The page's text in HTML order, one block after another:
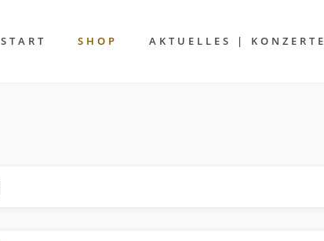
START SHOP AKTUELLES | KONZERTE